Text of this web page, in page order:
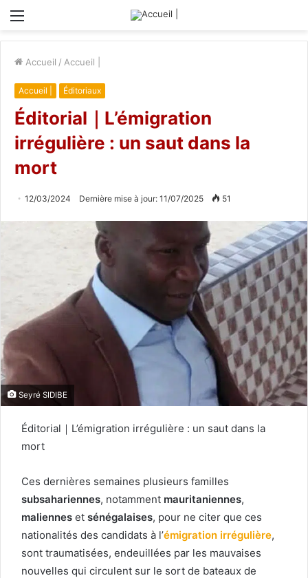
Menu
Accueil / Accueil |
Accueil | Éditoriaux
Éditorial｜L’émigration
irrégulière : un saut dans la
mort
12/03/2024 Dernière mise à jour: 11/07/2025 51
Seyré SIDIBE
Éditorial｜L’émigration irrégulière : un saut dans la
mort
Ces dernières semaines plusieurs familles
subsahariennes, notamment mauritaniennes,
maliennes et sénégalaises, pour ne citer que ces
nationalités des candidats à l’émigration irrégulière,
sont traumatisées, endeuillées par les mauvaises
nouvelles qui circulent sur le sort de bateaux de